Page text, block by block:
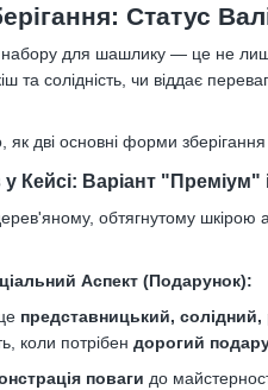
Статус
для шашлику — це не
та солідність, чи віддає
дві основні форми
Кейсі: Варіант "Преміум"
обтягнутому
Аспект (Подарунок):
представницький, солідний,
коли потрібен дорогий
поваги до